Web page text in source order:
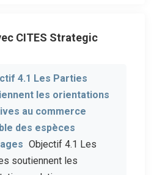
CITES Strategic
4.1 Les Parties
les orientations
au commerce
des espèces
Objectif 4.1 Les
soutiennent les